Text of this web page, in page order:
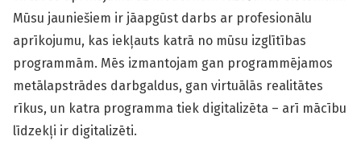
Mūsu jauniešiem ir jāapgūst darbs ar profesionālu
aprīkojumu, kas iekļauts katrā no mūsu izglītības
programmām. Mēs izmantojam gan programmējamos
metālapstrādes darbgaldus, gan virtuālās realitātes
rīkus, un katra programma tiek digitalizēta – arī mācību
līdzekļi ir digitalizēti.